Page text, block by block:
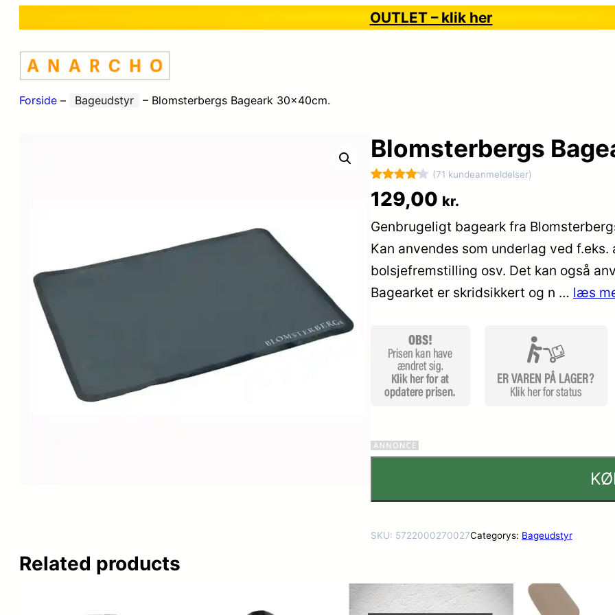
OUTLET – klik her
Forside – Bageudstyr – Blomsterbergs Bageark 30x40cm.
Blomsterbergs
Bedømt
som4.1
ud af 5
baseret
71
kundebed
ømmelse
(71 kundeanmeldelser)
129,00 kr.
Genbrugeligt bageark fra
Kan anvendes som underlag ved
bolsjefremstilling osv. Det kan også
Bagearket er skridsikkert og n … læs
SKU: 5722000270027Categorys: Bageudstyr
Related products